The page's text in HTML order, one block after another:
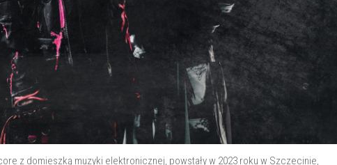
z domieszką muzyki elektronicznej, powstały w 2023 roku w Szczecinie,